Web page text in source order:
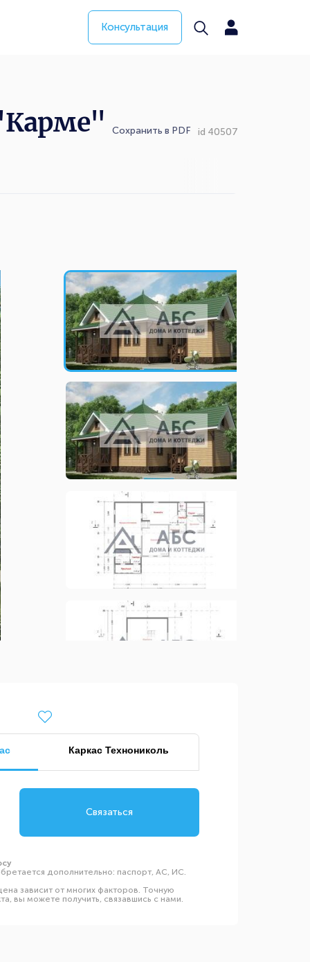
Консультация
Сохранить в PDF id 40507
Каркас Технониколь
Связаться
дополнительно: паспорт, АС, ИС.
зависит от многих факторов. Точную
вы можете получить, связавшись с нами.